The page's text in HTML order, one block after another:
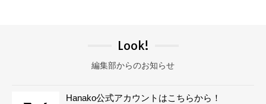
Look!
編集部からのお知らせ
Hanako公式アカウントはこちらから！